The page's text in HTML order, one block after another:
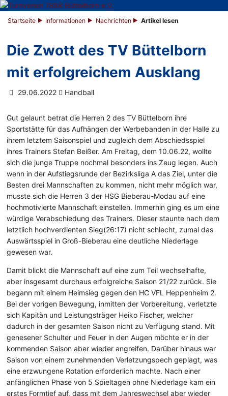
Startseite Informationen Nachrichten Artikel lesen
Die Zwott des TV Büttelborn
mit erfolgreichem Ausklang
29.06.2022 Handball
Gut gelaunt betrat die Herren 2 des TV Büttelborn ihre
Sportstätte für das Aufhängen der Werbebanden in der Halle zu
ihrem letztem Saisonspiel und zugleich dem Abschiedsspiel
ihres Trainers Stefan Beißer. Am Freitag, dem 10.06.22, wollte
sich die junge Truppe nochmal besonders ins Zeug legen. Auch
wenn in der Aufstiegsrunde der Bezirksliga A das Ziel, unter die
Besten drei Mannschaften zu kommen, nicht mehr möglich war,
musste sich die Herren 3 der HSG Bieberau-Modau auf eine
hochmotivierte Mannschaft einstellen. Immerhin ging es um eine
würdige Verabschiedung des Trainers. Dieser staunte nach dem
letztlich hochverdienten Sieg(26:17) nicht schlecht, zumal das
Auswärtsspiel in Groß-Bieberau eine deutliche Niederlage
gewesen war.
Damit blickt die Mannschaft auf eine zum Teil wechselhafte,
aber insgesamt durchaus erfolgreiche Saison 21/22 zurück. Sie
begann mit einem Heimsieg gegen den HC VFL Heppenheim 2.
Bei der vorigen Bewegung, inmitten der Vorbereitung, verletzte
sich Kapitän und Leistungsträger Heiko Fischer, welcher
dadurch in der gesamten Saison nicht zu Verfügung stand. Mit
genesener Schulter und Feuer in den Augen möchte er in der
kommenden Saison aber wieder angreifen. Darüber hinaus war
Saison von einem zunehmenden Verletzungspech geplagt, was
eine erzwungene Rotation erforderlich machte. Nach einer
anfänglichen Phase von 5 Spieltagen ohne Niederlage kam ein
erstes Formtief auf, dass mit dem Jahreswechsel aber wieder